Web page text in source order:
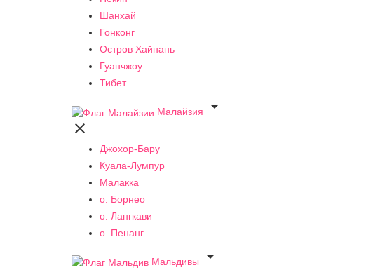
Шанхай
Гонконг
Остров Хайнань
Гуанчжоу
Тибет
Малайзия


Джохор-Бару
Куала-Лумпур
Малакка
о. Борнео
о. Лангкави
о. Пенанг
Мальдивы
